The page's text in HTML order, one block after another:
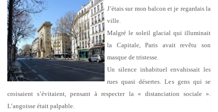
J’étais sur mon balcon et je regardais la
ville.
Malgré le soleil glacial qui illuminait
la Capitale, Paris avait revêtu son
masque de tristesse.
Un silence inhabituel envahissait les
rues quasi désertes. Les gens qui se
croisaient s’évitaient, pensant à respecter la « distanciation sociale ».
L’angoisse était palpable.